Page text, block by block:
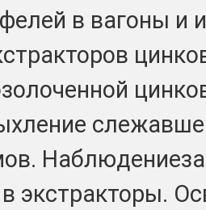
в вагоны и
экстракторы.